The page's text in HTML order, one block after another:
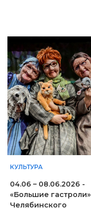
КУЛЬТУРА
04.06 – 08.06.2026 -
«Большие гастроли»
Челябинского